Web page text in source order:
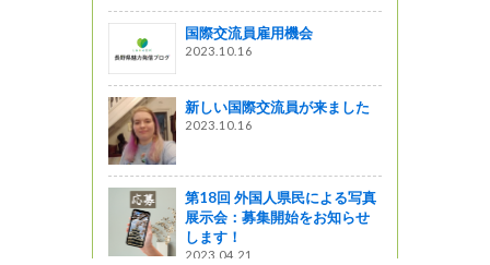
国際交流員雇用機会
2023.10.16
新しい国際交流員が来ました
2023.10.16
第18回 外国人県民による写真
展示会：募集開始をお知らせ
します！
2023.04.21